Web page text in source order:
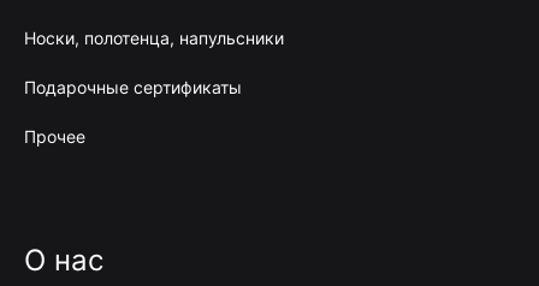
Носки, полотенца, напульсники
Подарочные сертификаты
Прочее
О нас